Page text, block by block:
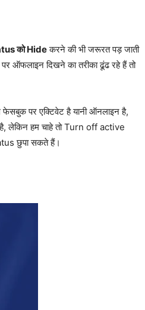
को Hideकरने की भी जरूरत पड़ जाती
ऑफलाइन दिखने का तरीका ढूंढ रहे हैं तो
फेसबुक पर एक्टिवेट है यानी ऑनलाइन है,
लेकिन हम चाहे तो Turn off active
छुपा सकते हैं।